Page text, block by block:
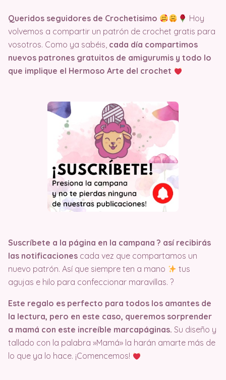
Queridos seguidores de Crochetisimo
Hoy
volvemos a compartir un patrón de crochet gratis para
vosotros. Como ya sabéis, cada día compartimos
nuevos patrones gratuitos de amigurumis y todo lo
que implique el Hermoso Arte del crochet
Suscríbete a la página en la campana ?️ así recibirás
las notificaciones cada vez que compartamos un
nuevo patrón. Así que siempre ten a mano
tus
agujas e hilo para confeccionar maravillas. ?
Este regalo es perfecto para todos los amantes de
la lectura, pero en este caso, queremos sorprender
a mamá con este increíble marcapáginas. Su diseño y
tallado con la palabra »Mamá» la harán amarte más de
lo que ya lo hace. ¡Comencemos!